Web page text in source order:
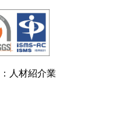
人材紹介業